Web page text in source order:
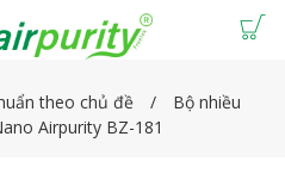
theo chủ đề
Bộ nhiều
Airpurity BZ-181